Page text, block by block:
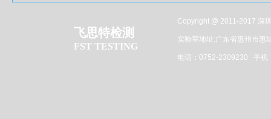
Copyright @ 2011-2017 深
实验室地址:广东省惠州市惠
电话：0752-2309230 手
飞思特检测
FST TESTING